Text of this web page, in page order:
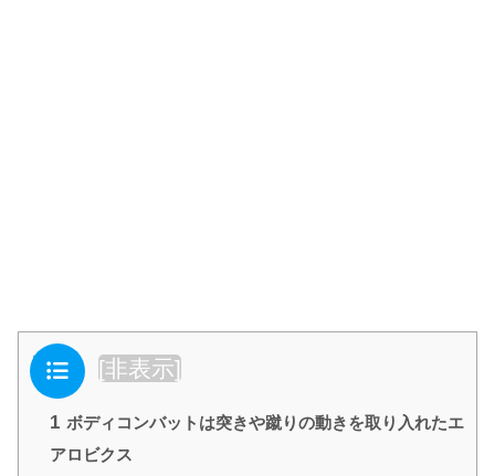
目次 [非表示]
1 ボディコンバットは突きや蹴りの動きを取り入れたエ
アロビクス